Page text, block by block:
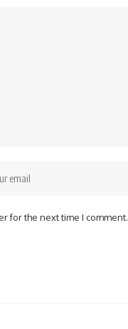
for the next time I comment.